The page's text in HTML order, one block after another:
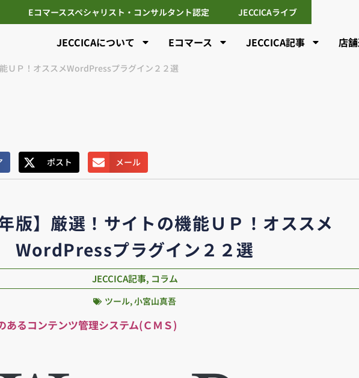
Eコマーススペシャリスト・コンサルタント認定 JECCICAライブ
JECCICAについて Eコマース JECCICA記事 店
ＵＰ！オススメWordPressプラグイン２２選
ポスト メール
版】厳選！サイトの機能ＵＰ！オススメ
WordPressプラグイン２２選
JECCICA記事, コラム
ツール,小宮山真吾
あるコンテンツ管理システム(ＣＭＳ)